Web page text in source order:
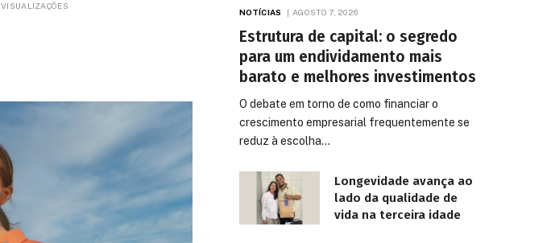
VISUALIZAÇÕES
NOTÍCIAS AGOSTO 7, 2026
Estrutura de capital: o segredo
para um endividamento mais
barato e melhores investimentos
O debate em torno de como financiar o
crescimento empresarial frequentemente se
reduz à escolha…
Longevidade avança ao
lado da qualidade de
vida na terceira idade